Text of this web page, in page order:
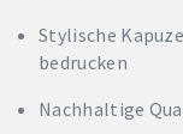
Stylische
bedrucken
Nachhaltige